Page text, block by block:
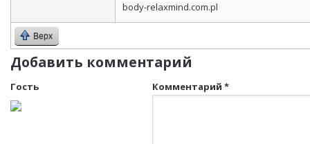
body-relaxmind.com.pl
Верх
Добавить комментарий
Гость Комментарий *